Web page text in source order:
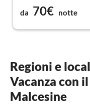
arriva rapidamente
Abbiamo trovato
vicinanza alla
l'accoglienza molto
personale da parte
siamo sentiti MOLTO
da 70€ notte
Regioni e
Vacanza con
Malcesine